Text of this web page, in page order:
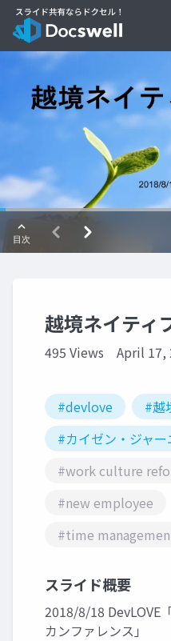
越境ネイティ
495 Views April 17,
#devlove
#越
#カイゼン・ジャー
#work culture
#new employee
#time
スライド概要
2018/8/18 DevLOVE
カンファレンス」